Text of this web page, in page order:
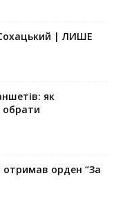
| ЛИШЕ
як
обрати
орден “За